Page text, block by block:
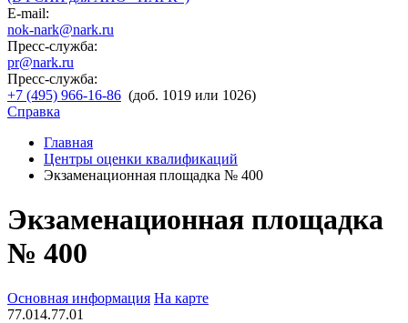
E-mail:
nok-nark@nark.ru
Пресс-служба:
pr@nark.ru
Пресс-служба:
+7 (495) 966-16-86 (доб. 1019 или 1026)
Справка
Главная
Центры оценки квалификаций
Экзаменационная площадка № 400
Экзаменационная площадка
№ 400
Основная информация На карте
77.014.77.01